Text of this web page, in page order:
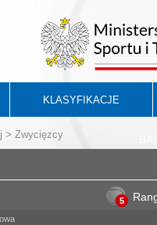
KLASYFIKACJE
> Zwycięzcy
5